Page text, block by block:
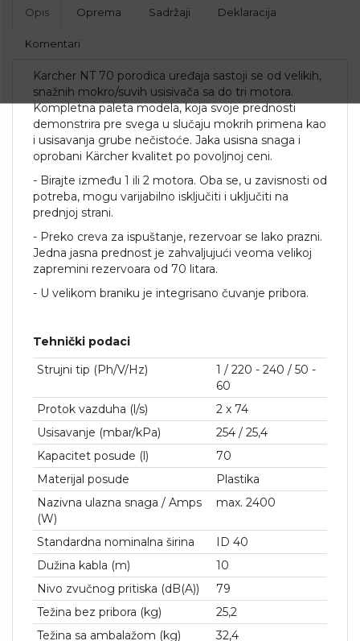
Opis Oprema Sadržaji Deklaracija
Komentari
Karcher NT 70 porodica uređaja sastoji se od velikih,
snažnih mokro/suvih usisivača sa do tri motora.
Kompletna paleta modela, koja svoje prednosti
demonstrira pre svega u slučaju mokrih primena kao
i usisavanja grube nečistoće. Jaka usisna snaga i
oprobani Kärcher kvalitet po povoljnoj ceni.
- Birajte između 1 ili 2 motora. Oba se, u zavisnosti od
potreba, mogu varijabilno isključiti i uključiti na
prednjoj strani.
- Preko creva za ispuštanje, rezervoar se lako prazni.
Jedna jasna prednost je zahvaljujući veoma velikoj
zapremini rezervoara od 70 litara.
- U velikom braniku je integrisano čuvanje pribora.
Tehnički podaci
Strujni tip (Ph/V/Hz)
1 / 220 - 240 / 50 -
60
Protok vazduha (l/s)
2 x 74
Usisavanje (mbar/kPa)
254 / 25,4
Kapacitet posude (l)
70
Materijal posude
Plastika
Nazivna ulazna snaga / Amps
(W)
max. 2400
Standardna nominalna širina
ID 40
Dužina kabla (m)
10
Nivo zvučnog pritiska (dB(A))
79
Težina bez pribora (kg)
25,2
Težina sa ambalažom (kg)
32,4